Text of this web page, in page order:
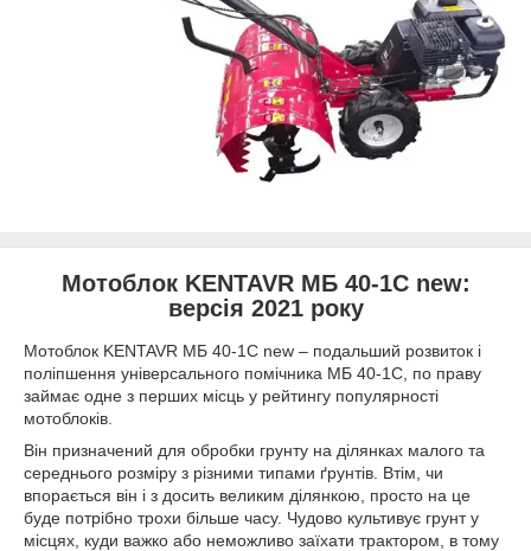
Мотоблок KENTAVR МБ 40-1С new:
версія 2021 року
Мотоблок KENTAVR МБ 40-1С new – подальший розвиток і
поліпшення універсального помічника МБ 40-1С, по праву
займає одне з перших місць у рейтингу популярності
мотоблоків.
Він призначений для обробки грунту на ділянках малого та
середнього розміру з різними типами ґрунтів. Втім, чи
впорається він і з досить великим ділянкою, просто на це
буде потрібно трохи більше часу. Чудово культивує грунт у
місцях, куди важко або неможливо заїхати трактором, в тому